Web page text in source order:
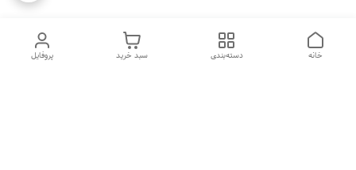
پروفایل سبد خرید دسته‌بندی خانه